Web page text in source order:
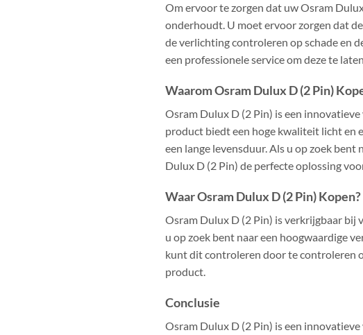
Om ervoor te zorgen dat uw Osram
onderhoudt. U moet ervoor zorgen dat
de verlichting controleren op schade en
een professionele service om deze te
Waarom Osram Dulux D (2 Pin)
Osram Dulux D (2 Pin) is een
product biedt een hoge kwaliteit licht en
een lange levensduur. Als u op zoek
Dulux D (2 Pin) de perfecte oplossing
Waar Osram Dulux D (2 Pin) Kopen?
Osram Dulux D (2 Pin) is verkrijgbaar bij
u op zoek bent naar een hoogwaardige
kunt dit controleren door te controleren
product.
Conclusie
Osram Dulux D (2 Pin) is een